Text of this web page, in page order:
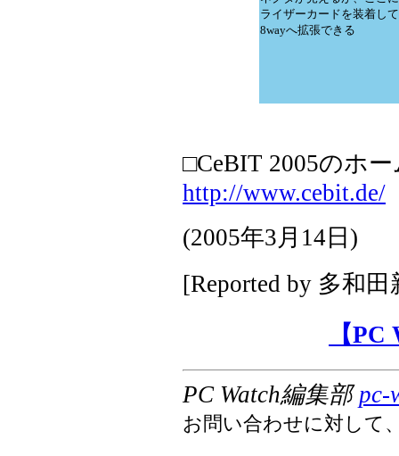
ライザーカードを装着して
8wayへ拡張できる
□CeBIT 2005のホ
http://www.cebit.de/
(2005年3月14日 )
[Reported by 多和田
【
PC Watch編集部pc-
お問い合わせに対して